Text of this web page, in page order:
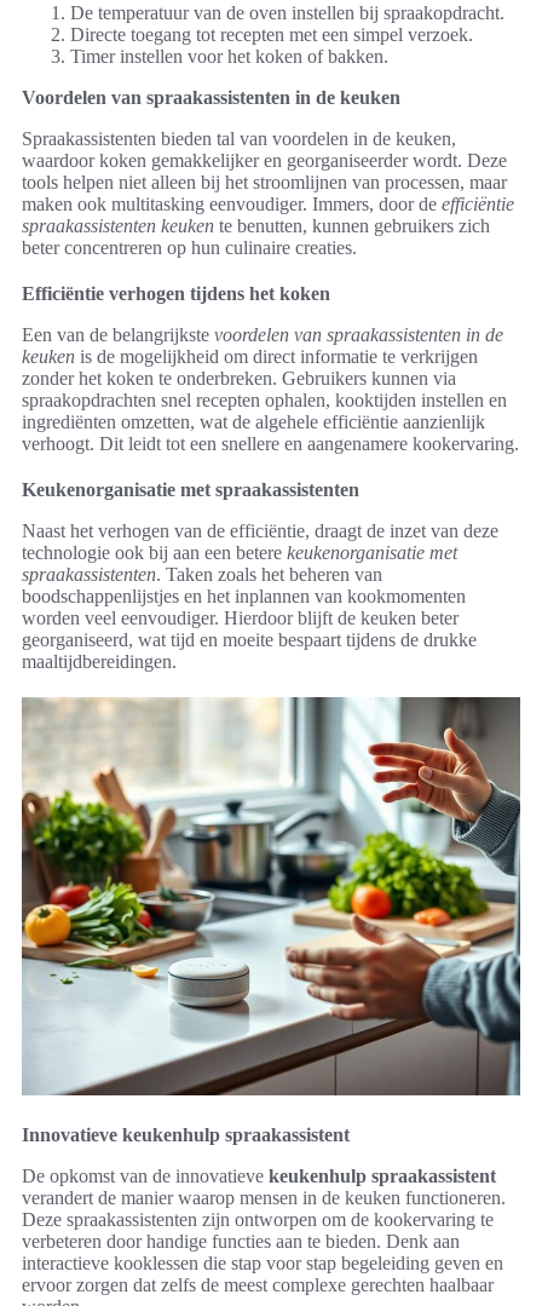
De temperatuur van de oven instellen bij spraakopdracht.
Directe toegang tot recepten met een simpel verzoek.
Timer instellen voor het koken of bakken.
Voordelen van spraakassistenten in de keuken
Spraakassistenten bieden tal van voordelen in de keuken,
waardoor koken gemakkelijker en georganiseerder wordt. Deze
tools helpen niet alleen bij het stroomlijnen van processen, maar
maken ook multitasking eenvoudiger. Immers, door de efficiëntie
spraakassistenten keuken te benutten, kunnen gebruikers zich
beter concentreren op hun culinaire creaties.
Efficiëntie verhogen tijdens het koken
Een van de belangrijkste voordelen van spraakassistenten in de
keuken is de mogelijkheid om direct informatie te verkrijgen
zonder het koken te onderbreken. Gebruikers kunnen via
spraakopdrachten snel recepten ophalen, kooktijden instellen en
ingrediënten omzetten, wat de algehele efficiëntie aanzienlijk
verhoogt. Dit leidt tot een snellere en aangenamere kookervaring.
Keukenorganisatie met spraakassistenten
Naast het verhogen van de efficiëntie, draagt de inzet van deze
technologie ook bij aan een betere keukenorganisatie met
spraakassistenten. Taken zoals het beheren van
boodschappenlijstjes en het inplannen van kookmomenten
worden veel eenvoudiger. Hierdoor blijft de keuken beter
georganiseerd, wat tijd en moeite bespaart tijdens de drukke
maaltijdbereidingen.
Innovatieve keukenhulp spraakassistent
De opkomst van de innovatieve keukenhulp spraakassistent
verandert de manier waarop mensen in de keuken functioneren.
Deze spraakassistenten zijn ontworpen om de kookervaring te
verbeteren door handige functies aan te bieden. Denk aan
interactieve kooklessen die stap voor stap begeleiding geven en
ervoor zorgen dat zelfs de meest complexe gerechten haalbaar